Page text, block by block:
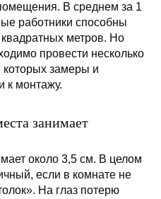
В среднем за 1
работники способны
метров. Но
провести несколько
которых замеры и
к монтажу.
занимает
около 3,5 см. В целом
если в комнате не
На глаз потерю